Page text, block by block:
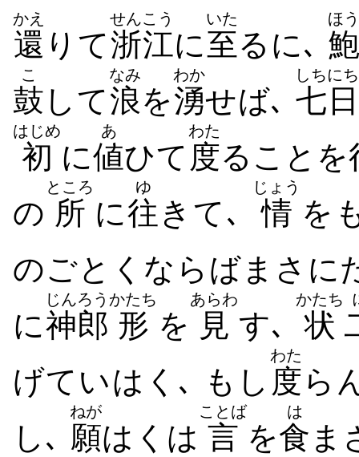
還
かえ
りて浙江
せんこう
に至
いた
るに､
ほ
鼓
こ
して浪
なみ
を湧
わか
せば､ 七日
しちにち
初
はじめ
に値
あ
ひて 度
わた
ることを
の 所
ところ
に往
ゆ
きて､ 情
じょう
を
のごとくならばまさに
に神郎
じんろう
形
かたち
を 見
あらわ
す､ 状
かたち
げていはく､ もし 度
わた
ら
し､ 願
ねが
はくは 言
ことば
を食
は
ま